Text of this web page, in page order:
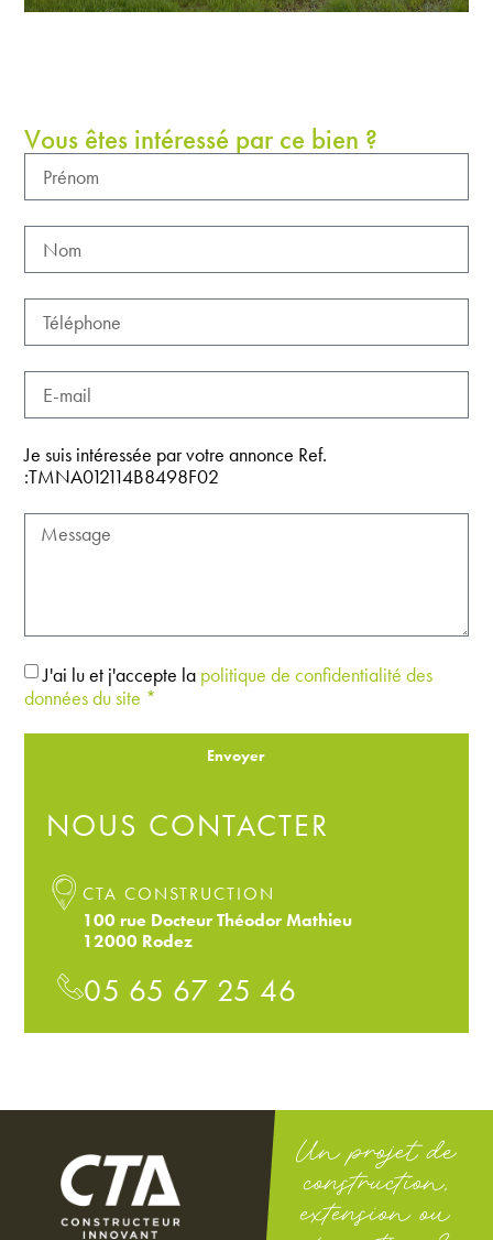
Vous êtes intéressé par ce bien ?
Je suis intéressée par votre annonce Ref.
:TMNA012114B8498F02
J'ai lu et j'accepte la politique de confidentialité des
données du site *
Envoyer
NOUS CONTACTER
CTA CONSTRUCTION
100 rue Docteur Théodor Mathieu
12000 Rodez
05 65 67 25 46
Un projet de
construction,
extension ou